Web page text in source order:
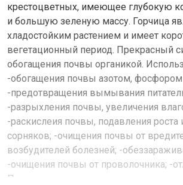
крестоцветных, имеющее глубокую
и большую зеленую массу. Горчица
хладостойким растением и имеет
вегетационный период. Прекрасный
обогащения почвы органикой.
-обогащения почвы азотом, фосфором
-предотвращения вымывания
-разрыхления почвы, увеличения
-раскислеия почвы, подавления роста
сорняков; -очищения почвы от
возбудителей болезней; -
-очищения почвы от проволочника; -
Посев горчицы производят сплошь